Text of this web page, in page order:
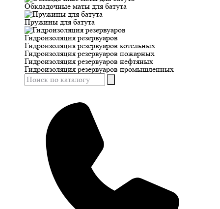
Обкладочные маты для батута
Пружины для батута
Гидроизоляция резервуаров
Гидроизоляция резервуаров котельных
Гидроизоляция резервуаров пожарных
Гидроизоляция резервуаров нефтяных
Гидроизоляция резервуаров промышленных